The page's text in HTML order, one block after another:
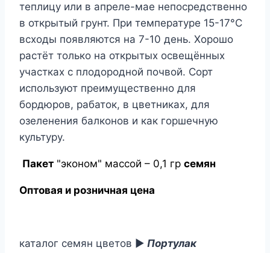
теплицу или в апреле-мае непосредственно
в открытый грунт. При температуре 15-17°С
всходы появляются на 7-10 день. Хорошо
растёт только на открытых освещённых
участках с плодородной почвой. Сорт
используют преимущественно для
бордюров, рабаток, в цветниках, для
озеленения балконов и как горшечную
культуру.
Пакет "эконом" массой – 0,1 гр семян
Оптовая и розничная цена
каталог семян цветов ► Портулак